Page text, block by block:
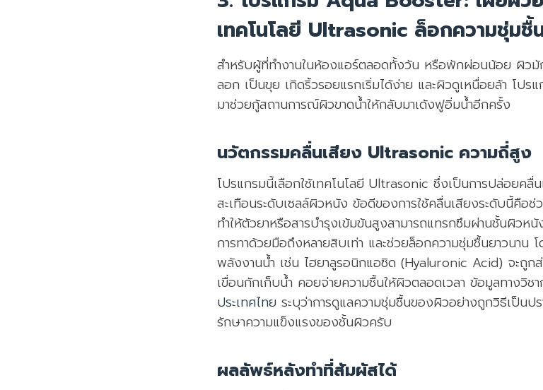
เทคโนโลยี Ultrasonic ล็อกความชุ่ม
สำหรับผู้ที่ทำงานในห้องแอร์ตลอดทั้งวัน หรือพักผ่อนน้อย ผิว
ลอก เป็นขุย เกิดริ้วรอยแรกเริ่มได้ง่าย และผิวดูเหนื่อยล้า โปร
มาช่วยกู้สถานการณ์ผิวขาดน้ำให้กลับมาเด้งฟูอิ่มน้ำอีกครั้ง
นวัตกรรมคลื่นเสียง Ultrasonic ความถี่สูง
โปรแกรมนี้เลือกใช้เทคโนโลยี Ultrasonic ซึ่งเป็นการปล่อยคลื่
สะเทือนระดับเซลล์ผิวหนัง ข้อดีของการใช้คลื่นเสียงระดับนี้คือช่
ทำให้ตัวยาหรือสารบำรุงเข้มข้นสูงสามารถแทรกซึมผ่านชั้นผิวห
การทาด้วยมือถึงหลายสิบเท่า และช่วยล็อกความชุ่มชื้นยาวนาน
พลังงานน้ำ เช่น ไฮยาลูรอนิกแอซิด (Hyaluronic Acid) จะถูก
เขื่อนกักเก็บน้ำ คอยจ่ายความชื้นให้ผิวตลอดเวลา ข้อมูลทางวิชา
ประเทศไทย ระบุว่าการดูแลความชุ่มชื้นของผิวอย่างถูกวิธีเป็นป
รักษาความแข็งแรงของชั้นผิวครับ
ผลลัพธ์หลังทำที่สัมผัสได้